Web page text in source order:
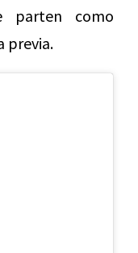
parten como
previa.